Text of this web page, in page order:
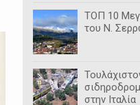
ΤΟΠ 10
του Ν.
στην Ιταλία